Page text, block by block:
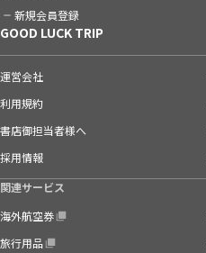
新規会員登録
GOOD LUCK TRIP
運営会社
利用規約
書店御担当者様へ
採用情報
関連サービス
海外航空券
旅行用品